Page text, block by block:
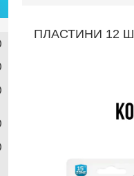
ПЛАСТИНИ 12